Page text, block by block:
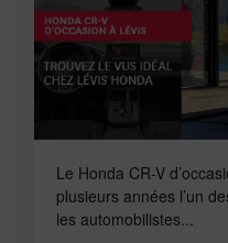
Le Honda CR-V
plusieurs années l’un
les automobilistes...